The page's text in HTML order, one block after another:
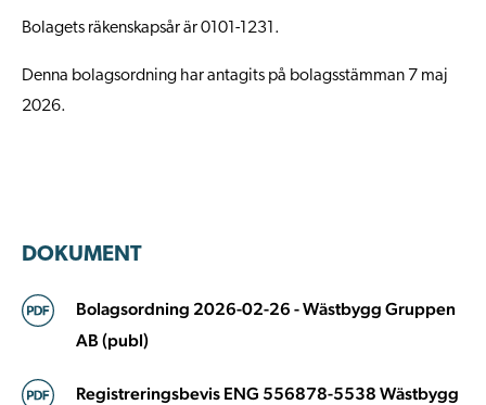
Bolagets räkenskapsår är 0101-1231.
Denna bolagsordning har antagits på bolagsstämman 7 maj
2026.
DOKUMENT
Bolagsordning 2026-02-26 - Wästbygg Gruppen
AB (publ)
Registreringsbevis ENG 556878-5538 Wästbygg